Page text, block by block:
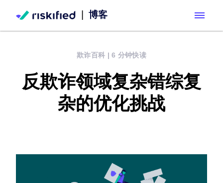
博客
Adaptive Checkout
客户
欺诈百科 |6 分钟快读
反欺诈领域复杂错综复
杂的优化挑战